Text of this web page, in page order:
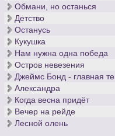
Обмани, но останься
Детство
Останусь
Кукушка
Нам нужна одна победа
Остров невезения
Джеймс Бонд - главная
Александра
Когда весна придёт
Вечер на рейде
Лесной олень